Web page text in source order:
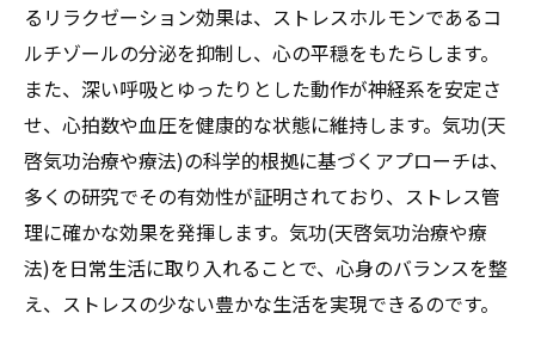
気功(天啓気功治療や療法)が線維筋痛症に及
ぼす影響
寛解を目指すための気功(天啓気功治療や療
法)メソッド
線維筋痛症の痛みを和らげる気功(天啓気功
治療や療法)テクニック
気功(天啓気功治療や療法)を用いた長期的な
健康維持戦略
るリラクゼーション効果は、ストレスホルモンであるコ
ルチゾールの分泌を抑制し、心の平穏をもたらします。
また、深い呼吸とゆったりとした動作が神経系を安定さ
せ、心拍数や血圧を健康的な状態に維持します。気功(天
啓気功治療や療法)の科学的根拠に基づくアプローチは、
多くの研究でその有効性が証明されており、ストレス管
理に確かな効果を発揮します。気功(天啓気功治療や療
法)を日常生活に取り入れることで、心身のバランスを整
え、ストレスの少ない豊かな生活を実現できるのです。